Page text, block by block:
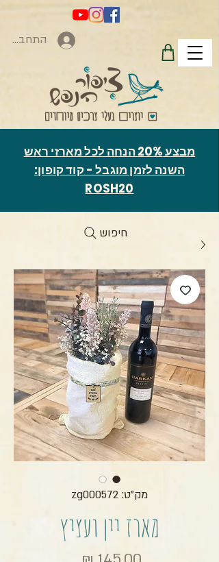
התחברות
חיפוש
מבצע 20% הנחה לכל מארזי ראש
השנה לזמן מוגבל - קוד קופון:
ROSH20
מק"ט: zg000572
מארז יין ועציץ